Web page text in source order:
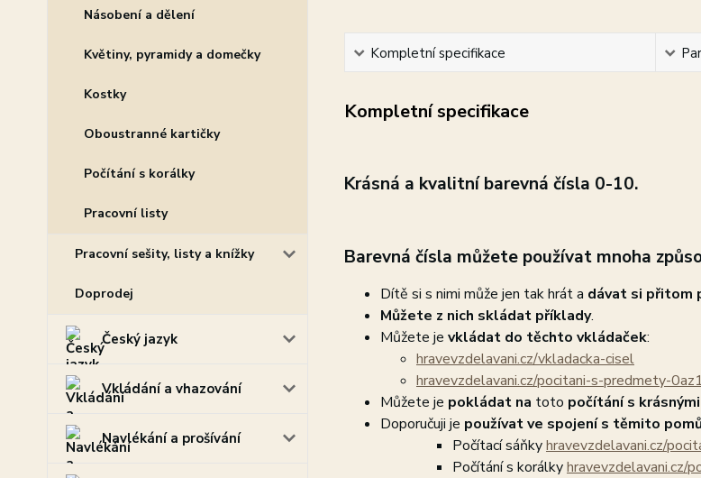
Násobení a dělení
Květiny, pyramidy a domečky
Kostky
Oboustranné kartičky
Počítání s korálky
Pracovní listy
Pracovní sešity, listy a knížky
Doprodej
Český jazyk
Vkládání a vhazování
Navlékání a prošívání
Kompletní specifikace
Kompletní specifikace
Krásná a kvalitní barevná čísla 0-10.
Barevná čísla můžete používat mnoha
Dítě si s nimi může jen tak hrát a dávat si přitom
Můžete z nich skládat příklady.
Můžete je vkládat do těchto vkládaček:
hravevzdelavani.cz/vkladacka-cisel
hravevzdelavani.cz/pocitani-s-predmety-
Můžete je pokládat na toto počítání s
Doporučuji je používat ve spojení s těmito
Počítací sáňkyhravevzdelavani.cz/
Počítání s korálkyhravevzdelavani.cz/